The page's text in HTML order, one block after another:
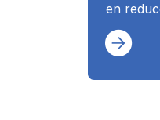
en